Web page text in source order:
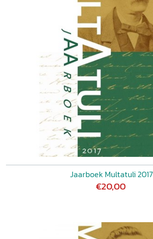
Jaarboek Multatuli 2017
€20,00